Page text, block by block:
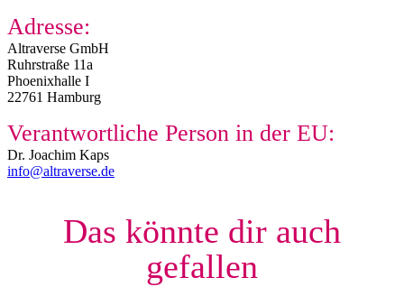
Adresse:
Altraverse GmbH
Ruhrstraße 11a
Phoenixhalle I
22761 Hamburg
Verantwortliche Person in der EU:
Dr. Joachim Kaps
info@altraverse.de
Das könnte dir auch
gefallen